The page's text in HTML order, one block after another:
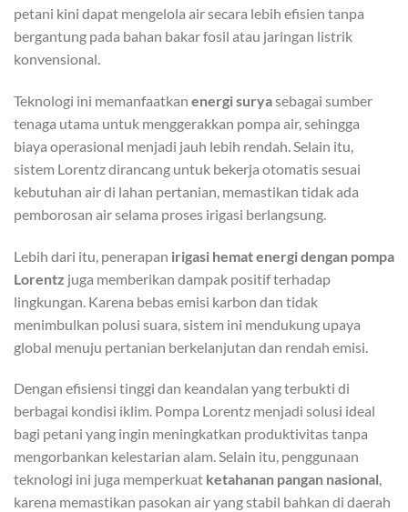
petani kini dapat mengelola air secara lebih efisien tanpa
bergantung pada bahan bakar fosil atau jaringan listrik
konvensional.
Teknologi ini memanfaatkan energi suryasebagai sumber
tenaga utama untuk menggerakkan pompa air, sehingga
biaya operasional menjadi jauh lebih rendah. Selain itu,
sistem Lorentz dirancang untuk bekerja otomatis sesuai
kebutuhan air di lahan pertanian, memastikan tidak ada
pemborosan air selama proses irigasi berlangsung.
Lebih dari itu, penerapan irigasi hemat energi dengan pompa
Lorentz juga memberikan dampak positif terhadap
lingkungan. Karena bebas emisi karbon dan tidak
menimbulkan polusi suara, sistem ini mendukung upaya
global menuju pertanian berkelanjutan dan rendah emisi.
Dengan efisiensi tinggi dan keandalan yang terbukti di
berbagai kondisi iklim. Pompa Lorentz menjadi solusi ideal
bagi petani yang ingin meningkatkan produktivitas tanpa
mengorbankan kelestarian alam. Selain itu, penggunaan
teknologi ini juga memperkuat ketahanan pangan nasional,
karena memastikan pasokan air yang stabil bahkan di daerah